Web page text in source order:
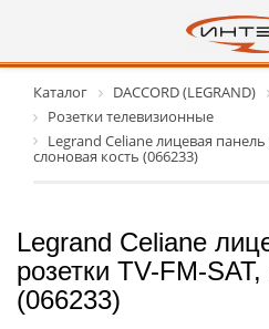
Каталог DACCORD (LEGRAND)
Розетки телевизионные
Legrand Celiane лицевая панель
слоновая кость (066233)
Legrand Celiane
розетки TV-FM-
(066233)